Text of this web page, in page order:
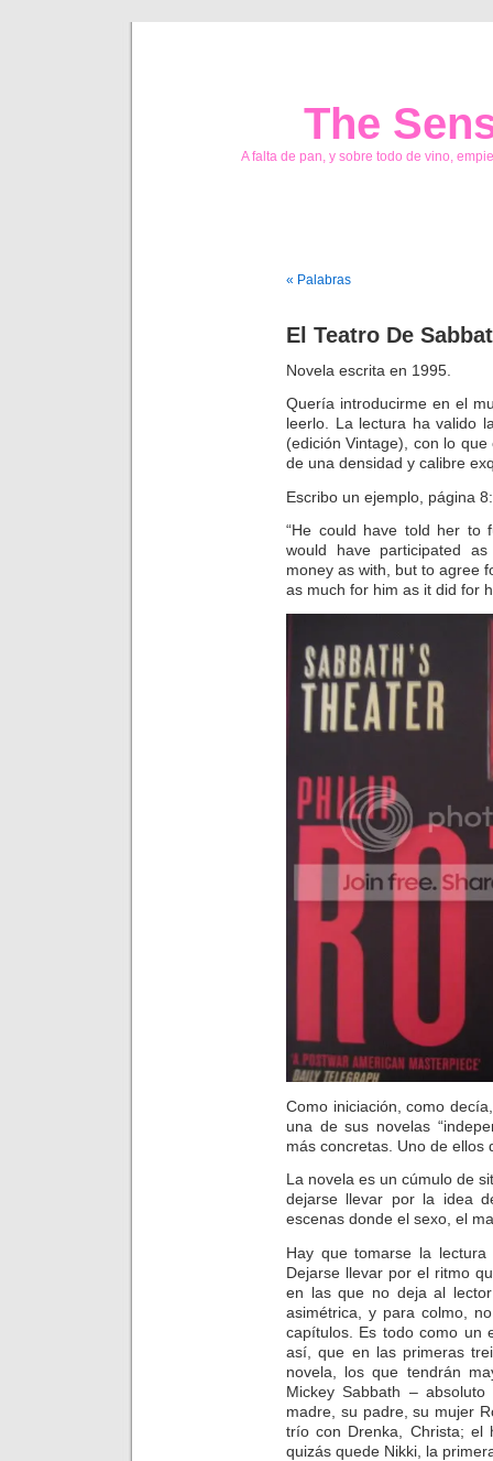
The
A falta de pan, y sobre todo de vino,
« Palabras
El Teatro De
Novela escrita en 1995.
Quería introducirme en el
leerlo. La lectura ha valido
(edición Vintage), con lo
de una densidad y calibre
Escribo un ejemplo, página 8:
“He could have told her to
would have participated
money as with, but to agree
as much for him as it did for
Como iniciación, como
una de sus novelas
más concretas. Uno de ellos
La novela es un cúmulo de
dejarse llevar por la idea
escenas donde el sexo, el
Hay que tomarse la
Dejarse llevar por el ritmo
en las que no deja al
asimétrica, y para colmo,
capítulos. Es todo como un
así, que en las primeras
novela, los que tendrán
Mickey Sabbath –
madre, su padre, su mujer
trío con Drenka, Christa; el
quizás quede Nikki, la